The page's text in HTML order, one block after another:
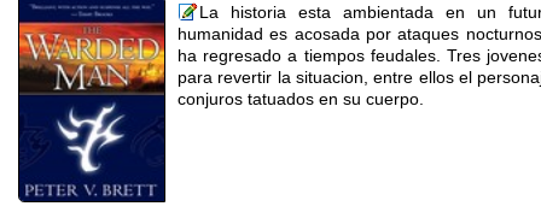
La historia esta ambientada en un
humanidad es acosada por ataques
ha regresado a tiempos feudales. Tres
para revertir la situacion, entre ellos el
conjuros tatuados en su cuerpo.